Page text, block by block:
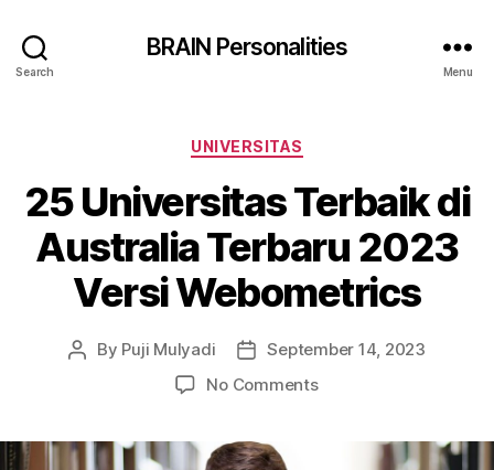
Search
BRAIN Personalities
Menu
Categories
UNIVERSITAS
25 Universitas Terbaik di
Australia Terbaru 2023
Versi Webometrics
Post
By Puji Mulyadi
PostSeptember 14, 2023
No Commentson